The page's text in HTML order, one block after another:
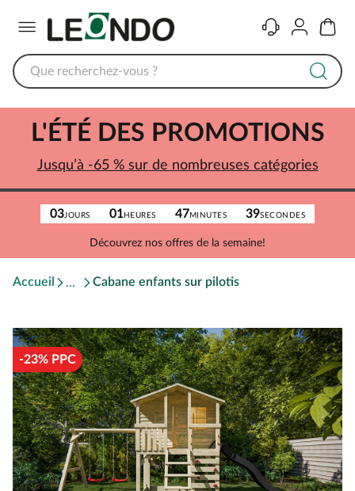
ContactComptePanier
03JOURS 01HEURES 47MINUTES 39SECONDES
Découvrez nos offres de la semaine!
L'ÉTÉ DES PROMOTIONS
Jusqu’à -65 % sur de nombreuses catégories
Accueil Cabane enfants sur pilotis
-23% PPC